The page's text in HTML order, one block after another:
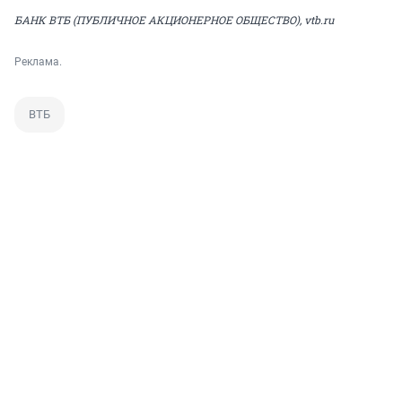
БАНК ВТБ (ПУБЛИЧНОЕ АКЦИОНЕРНОЕ ОБЩЕСТВО), vtb.ru
Реклама.
ВТБ